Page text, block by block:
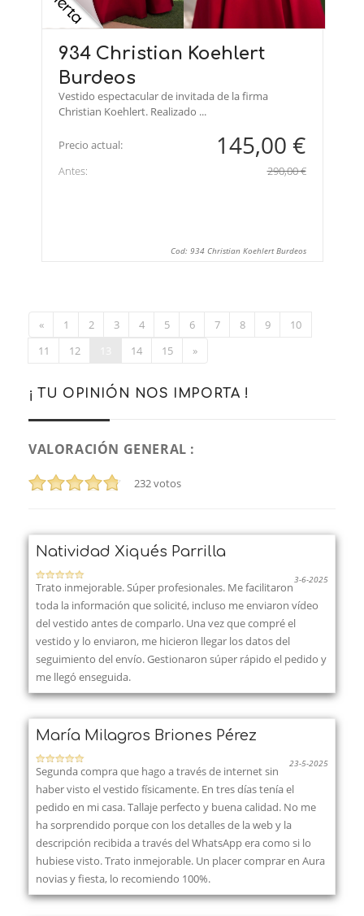
934 Christian Koehlert
Burdeos
Vestido espectacular de invitada de la firma
Christian Koehlert. Realizado ...
Precio actual: 145,00 €
Antes: 290,00 €
Cod: 934 Christian Koehlert Burdeos
« 1 2 3 4 5 6 7 8 9
10
11
12 14 15 »
¡ TU OPINIÓN NOS IMPORTA !
VALORACIÓN GENERAL :
232votos
Natividad Xiqués Parrilla
3-6-2025
Trato inmejorable. Súper profesionales. Me facilitaron
toda la información que solicité, incluso me enviaron vídeo
del vestido antes de comparlo. Una vez que compré el
vestido y lo enviaron, me hicieron llegar los datos del
seguimiento del envío. Gestionaron súper rápido el pedido y
me llegó enseguida.
María Milagros Briones Pérez
23-5-2025
Segunda compra que hago a través de internet sin
haber visto el vestido físicamente. En tres días tenía el
pedido en mi casa. Tallaje perfecto y buena calidad. No me
ha sorprendido porque con los detalles de la web y la
descripción recibida a través del WhatsApp era como si lo
hubiese visto. Trato inmejorable. Un placer comprar en Aura
novias y fiesta, lo recomiendo 100%.